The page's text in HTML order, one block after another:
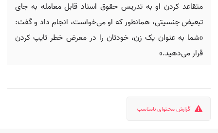
متقاعد کردن او به تدریس حقوق اسناد قابل معامله به جای
تبعیض جنسیتی، همانطور که او می‌خواست، انجام داد و گفت:
«شما به عنوان یک زن، خودتان را در معرض خطر تایپ کردن
قرار می‌دهید.»
گزارش محتوای نامناسب